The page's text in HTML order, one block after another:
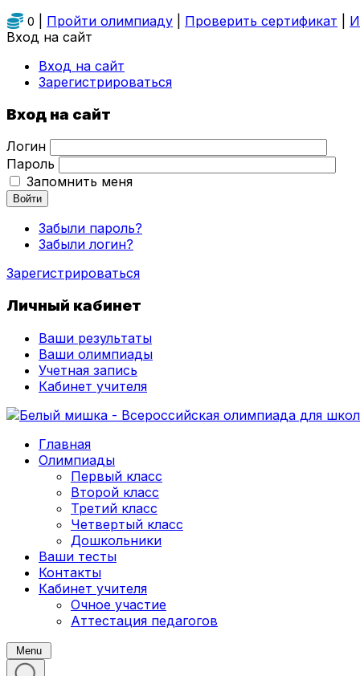
0 Пройти олимпиаду Проверить сертификат
Вход на сайт
Вход на сайт
Зарегистрироваться
Вход на сайт
Логин
Пароль
Запомнить меня
Войти
Забыли пароль?
Забыли логин?
Зарегистрироваться
Личный кабинет
Ваши результаты
Ваши олимпиады
Учетная запись
Кабинет учителя
Главная
Олимпиады
Первый класс
Второй класс
Третий класс
Четвертый класс
Дошкольники
Ваши тесты
Контакты
Кабинет учителя
Очное участие
Аттестация педагогов
Menu